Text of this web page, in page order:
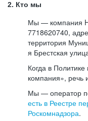
2. Кто мы
Мы — компания
7718620740,
территория
я Брестская
Когда в
компания», речь
Мы — оператор
есть в Реестре
Роскомнадзора.